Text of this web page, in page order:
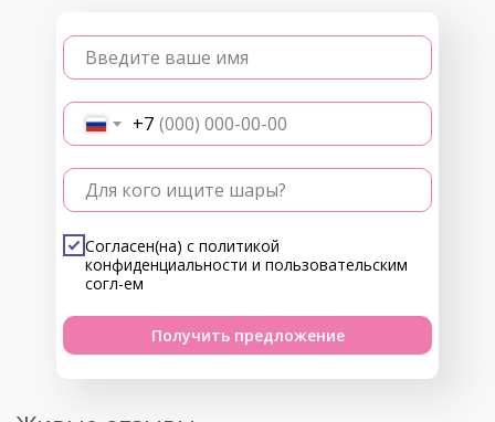
Введите ваше имя
+7
Для кого ищите шары?
Согласен(на) с политикой
конфиденциальности и пользовательским
согл-ем
Получить предложение